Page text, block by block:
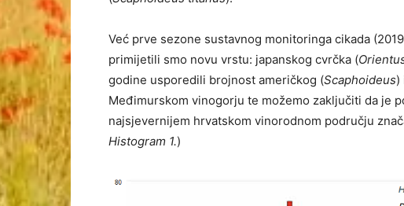
Već prve sezone sustavnog monitoringa cikada
primijetili smo novu vrstu: japanskog cvrčka (
godine usporedili brojnost američkog (Scaphoideus)
Međimurskom vinogorju te možemo zaključiti da je
najsjevernijem hrvatskom vinorodnom području
Histogram 1.)